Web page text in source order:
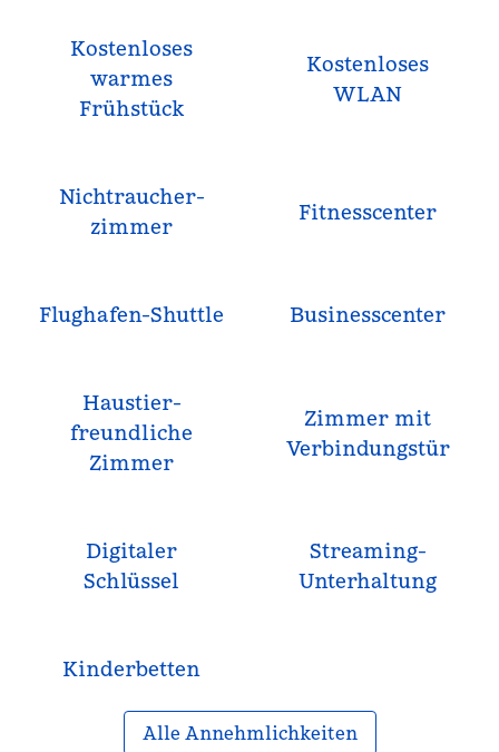
Kostenloses
warmes
Frühstück
Kostenloses
WLAN
Nichtraucher­
zimmer
Fitnesscenter
Flughafen-Shuttle Business­center
Haustier­
freundliche
Zimmer
Zimmer mit
Verbindungstür
Digitaler
Schlüssel
Streaming-
Unterhaltung
Kinderbetten
Alle Annehmlichkeiten